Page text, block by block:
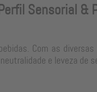
Sensorial &
Com as
e leveza de